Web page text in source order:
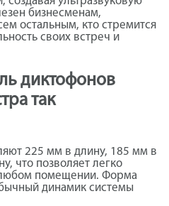
бизнесменам,
остальным, кто стремится
своих встреч и
диктофонов
так
225 мм в длину, 185 мм в
что позволяет легко
любом помещении. Форма
динамик системы